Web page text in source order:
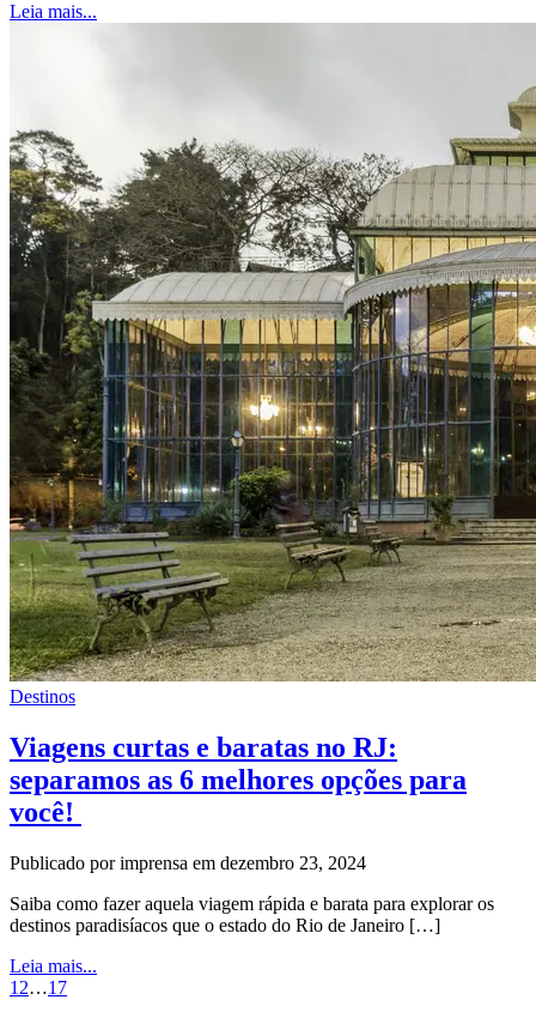
Leia mais...
Destinos
Viagens curtas e baratas no RJ:
separamos as 6 melhores opções para
você!
Publicado por imprensa em dezembro 23, 2024
Saiba como fazer aquela viagem rápida e barata para explorar os
destinos paradisíacos que o estado do Rio de Janeiro […]
Leia mais...
1 2…17